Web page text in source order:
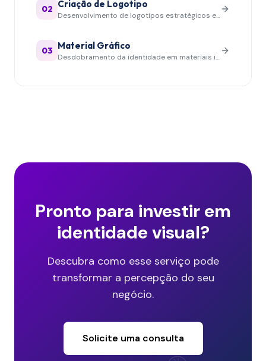
02 Criação de Logotipo
Desenvolvimento de logotipos estratégicos e memoráveis
03 Material Gráfico
Desdobramento da identidade em materiais impressos e digitais
Pronto para investir em
identidade visual?
Descubra como esse serviço pode
transformar a percepção do seu
negócio.
Solicite uma consulta